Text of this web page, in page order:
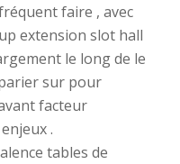
faire , avec
extension slot hall
le long de le
sur pour
facteur
.
tables de